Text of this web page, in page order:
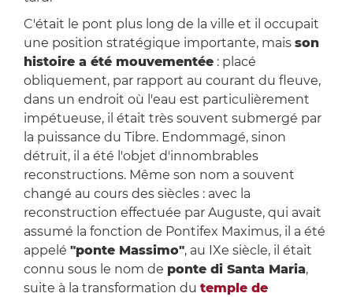
C'était le pont plus long de la ville et il occupait
une position stratégique importante, mais son
histoire a été mouvementée: placé
obliquement, par rapport au courant du fleuve,
dans un endroit où l'eau est particulièrement
impétueuse, il était très souvent submergé par
la puissance du Tibre. Endommagé, sinon
détruit, il a été l'objet d'innombrables
reconstructions. Même son nom a souvent
changé au cours des siècles : avec la
reconstruction effectuée par Auguste, qui avait
assumé la fonction de Pontifex Maximus, il a été
appelé "ponte Massimo", au IXe siècle, il était
connu sous le nom de ponte di Santa Maria,
suite à la transformation du temple de